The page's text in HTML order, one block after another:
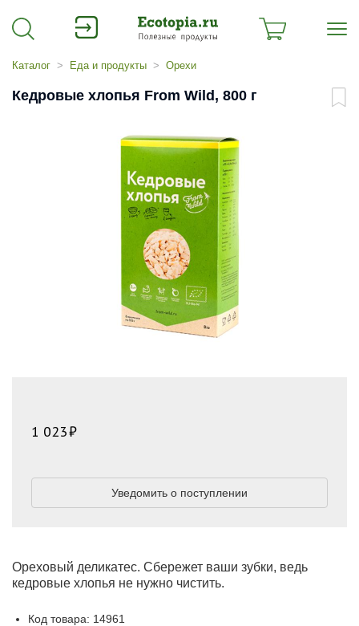
Каталог Еда и продукты Орехи
Кедровые хлопья From Wild, 800 г
Ореховый деликатес. Сбережет ваши зубки, ведь
кедровые хлопья не нужно чистить.
Код товара: 14961
1 023
Уведомить о поступлении